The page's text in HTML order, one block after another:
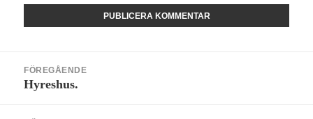
FÖREGÅENDE
Föregående
Hyreshus.